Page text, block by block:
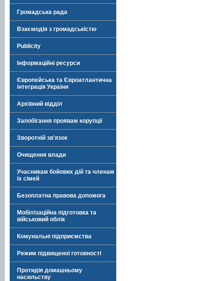
Громадська рада
Взаємодія з громадськістю
Publicity
Інформаційні ресурси
Європейська та Євроатлантична
інтеграція України
Архівний відділ
Запобігання проявам корупції
Зворотній зв'язок
Очищення влади
Учасникам бойових дій та членам
їх сімей
Безоплатна правова допомога
Мобілізаційна підготовка та
військовий облік
Комунальні підприємства
Режим підвищеної готовності
Протидія домашньому
насильству